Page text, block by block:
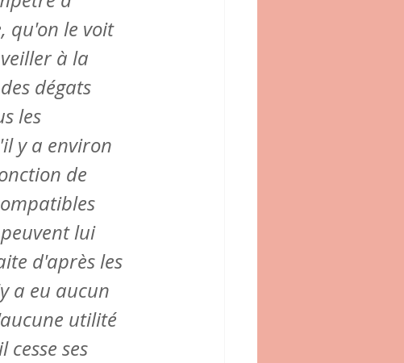
qu'on le voit
à la
dégats
les
y a environ
de
lui
d'après les
a eu aucun
utilité
ses